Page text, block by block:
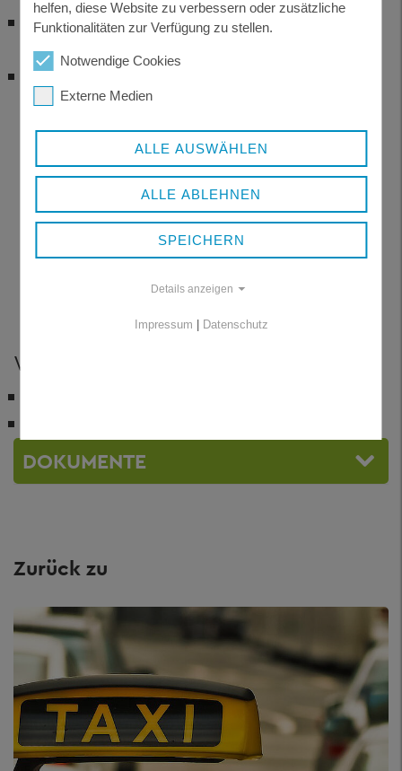
Führungszeugnis der Belegart O (bei der
Gemeinde zu beantragen)
Ab dem sechzigsten Lebensjahr ist
zusätzlich medizinische Untersuchung
bei einer amtlich anerkannten
Begutachtungsstelle oder ein betriebs-
bzw. arbeitsmedizinisches Gutachten,
das Aussagen über Belastbarkeit,
Orientierungs- Konzentrations- und
Aufmerksamkeitsleistung sowie
Reaktionsfähigkeit beinhaltet (Anlage 5
WELCHE KOSTEN ENTSTEHEN
DOKUMENTE
Zurück zu
helfen, diese Website zu verbessern oder zusätzliche
Funktionalitäten zur Verfügung zu stellen.
Notwendige Cookies
Externe Medien
ALLE AUSWÄHLEN
ALLE ABLEHNEN
SPEICHERN
Details anzeigen
Impressum Datenschutz